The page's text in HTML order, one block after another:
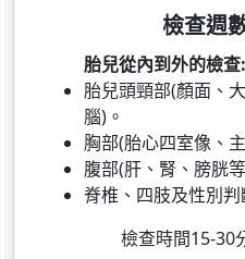
檢查週
胎兒從內到外的檢查:
胎兒頭頸部(顏面、
腦)。
胸部(胎心四室像、
腹部(肝、腎、膀胱
脊椎、四肢及性別判
檢查時間15-30